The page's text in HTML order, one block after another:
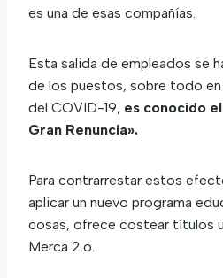
es una de esas compañías.
Esta salida de empleados se
de los puestos, sobre todo
del COVID-19, es conocido
Gran Renuncia».
Para contrarrestar estos
aplicar un nuevo programa
cosas, ofrece costear títulos
Merca 2.o.